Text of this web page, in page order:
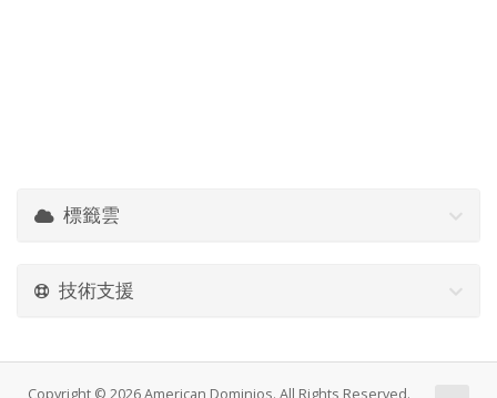
標籤雲
技術支援
Copyright © 2026 American Dominios. All Rights Reserved.